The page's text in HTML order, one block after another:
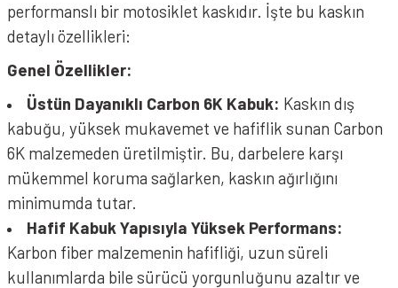
performanslı bir motosiklet kaskıdır. İşte bu kaskın
detaylı özellikleri:
Genel Özellikler:
Üstün Dayanıklı Carbon 6K Kabuk: Kaskın dış
kabuğu, yüksek mukavemet ve hafiflik sunan Carbon
6K malzemeden üretilmiştir. Bu, darbelere karşı
mükemmel koruma sağlarken, kaskın ağırlığını
minimumda tutar.
Hafif Kabuk Yapısıyla Yüksek Performans:
Karbon fiber malzemenin hafifliği, uzun süreli
kullanımlarda bile sürücü yorgunluğunu azaltır ve